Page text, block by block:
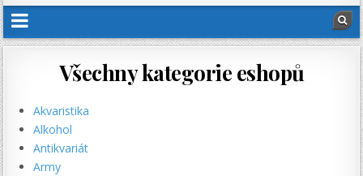
Všechny kategorie eshopů
Akvaristika
Alkohol
Antikvariát
Army